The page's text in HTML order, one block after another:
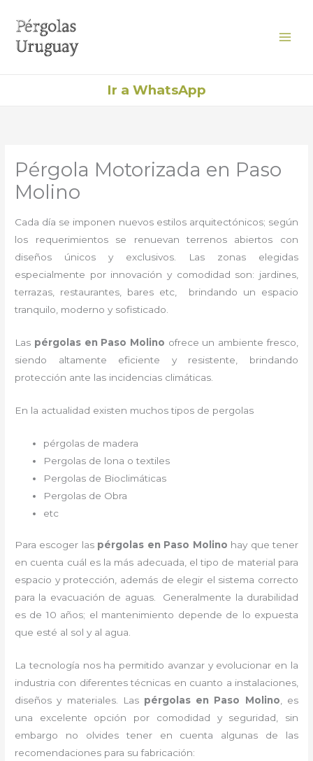
contenido
Ir a WhatsApp
Pérgola Motorizada en Paso
Molino
Cada día se imponen nuevos estilos arquitectónicos; según
los requerimientos se renuevan terrenos abiertos con
diseños únicos y exclusivos. Las zonas elegidas
especialmente por innovación y comodidad son: jardines,
terrazas, restaurantes, bares etc, brindando un espacio
tranquilo, moderno y sofisticado.
Las pérgolas en Paso Molino ofrece un ambiente fresco,
siendo altamente eficiente y resistente, brindando
protección ante las incidencias climáticas.
En la actualidad existen muchos tipos de pergolas
pérgolas de madera
Pergolas de lona o textiles
Pergolas de Bioclimáticas
Pergolas de Obra
etc
Para escoger las pérgolas en Paso Molino hay que tener
en cuenta cuál es la más adecuada, el tipo de material para
espacio y protección, además de elegir el sistema correcto
para la evacuación de aguas. Generalmente la durabilidad
es de 10 años; el mantenimiento depende de lo expuesta
que esté al sol y al agua.
La tecnología nos ha permitido avanzar y evolucionar en la
industria con diferentes técnicas en cuanto a instalaciones,
diseños y materiales. Las pérgolas en Paso Molino , es
una excelente opción por comodidad y seguridad, sin
embargo no olvides tener en cuenta algunas de las
recomendaciones para su fabricación: